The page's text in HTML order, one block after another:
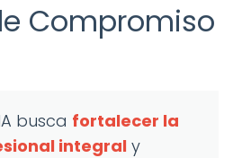
Compromiso
busca fortalecer la
integral y